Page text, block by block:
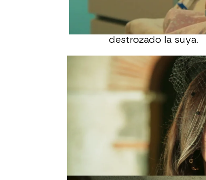
Todos celebran
Déborah, una vez
todo lo que tiene
destrozado la suya.
Victoria no pierde
así pasan seis
sin Alejandro a su
la que no para de
Pero hay alguien
¡Crisanta! Su
recuperándose, en
nadie puede hacerle